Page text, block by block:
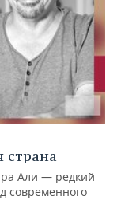
страна
Али — редкий
современного